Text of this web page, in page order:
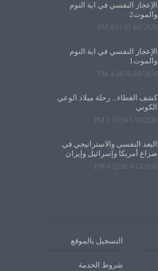
الإعجاز النفسي في آية النوم
والموت2
6/8/2026 6:11:07 PM
الإعجاز النفسي في آية النوم
والموت1
6/6/2026 4:24:58 PM
كشف الغطاء... رحلة ميلاد الوعي
الكوني
5/10/2026 3:17:54 PM
البعد النفسي والاستراتيجي في
صراع أمريكا وإسرائيل وإيران
4/15/2026 4:32:56 PM
التسجيل بالموقع
شروط الخدمة